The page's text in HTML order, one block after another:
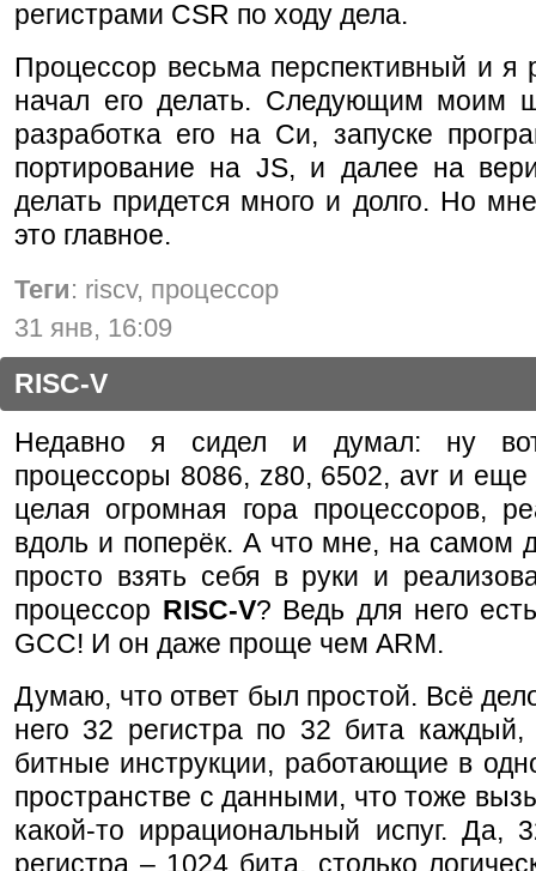
регистрами CSR по ходу дела.
Процессор весьма перспективный и я
начал его делать. Следующим моим
разработка его на Си, запуске
портирование на JS, и далее на
делать придется много и долго. Но
это главное.
Теги: riscv, процессор
31 янв, 16:09
RISC-V
Недавно я сидел и думал: ну
процессоры 8086, z80, 6502, avr и еще
целая огромная гора процессоров,
вдоль и поперёк. А что мне, на самом
просто взять себя в руки и
процессор RISC-V? Ведь для него
GCC! И он даже проще чем ARM.
Думаю, что ответ был простой. Всё
него 32 регистра по 32 бита
битные инструкции, работающие в
пространстве с данными, что тоже
какой-то иррациональный испуг. Да,
регистра – 1024 бита, столько